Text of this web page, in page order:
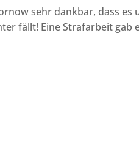
sehr dankbar, dass es
fällt! Eine Strafarbeit gab